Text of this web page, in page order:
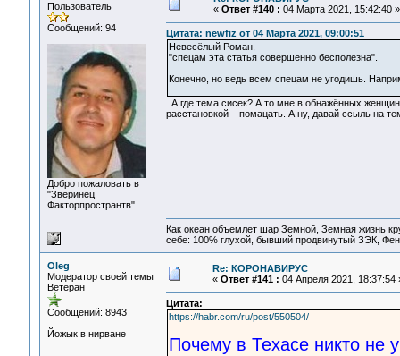
Пользователь
Сообщений: 94
Добро пожаловать в
"Зверинец
Факторпространтв"
« Ответ #140 : 04 Марта 2021, 15:42:40 »
Цитата: newfiz от 04 Марта 2021, 09:00:51
Невесёлый Роман,
"спецам эта статья совершенно бесполезна".
Конечно, но ведь всем спецам не угодишь.
А где тема сисек? А то мне в обнажённых
расстановкой---помацать. А ну, давай ссыль на
Как океан объемлет шар Земной, Земная жизнь
себе: 100% глухой, бывший продвинутый ЗЭК,
Oleg
Модератор своей темы
Ветеран
Сообщений: 8943
Йожык в нирване
Re: КОРОНАВИРУС
« Ответ #141 : 04 Апреля 2021, 18:37:54
Цитата:
https://habr.com/ru/post/550504/
Почему в Техасе никто не